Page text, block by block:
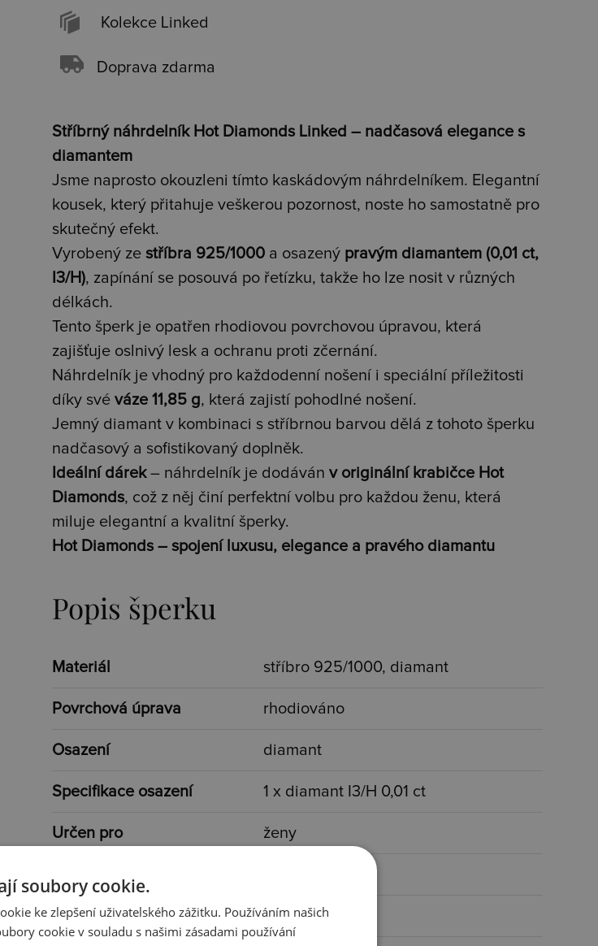
Kolekce Linked
Doprava zdarma
Stříbrný náhrdelník Hot Diamonds Linked – nadčasová elegance s
diamantem
Jsme naprosto okouzleni tímto kaskádovým náhrdelníkem. Elegantní
kousek, který přitahuje veškerou pozornost, noste ho samostatně pro
skutečný efekt.
Vyrobený ze stříbra 925/1000 a osazený pravým diamantem (0,01 ct,
I3/H), zapínání se posouvá po řetízku, takže ho lze nosit v různých
délkách.
Tento šperk je opatřen rhodiovou povrchovou úpravou, která
zajišťuje oslnivý lesk a ochranu proti zčernání.
Náhrdelník je vhodný pro každodenní nošení i speciální příležitosti
díky své váze 11,85 g, která zajistí pohodlné nošení.
Jemný diamant v kombinaci s stříbrnou barvou dělá z tohoto šperku
nadčasový a sofistikovaný doplněk.
Ideální dárek– náhrdelník je dodáván v originální krabičce Hot
Diamonds, což z něj činí perfektní volbu pro každou ženu, která
miluje elegantní a kvalitní šperky.
Hot Diamonds – spojení luxusu, elegance a pravého diamantu
Popis šperku
Materiál stříbro 925/1000, diamant
Povrchová úprava rhodiováno
Osazení diamant
Specifikace osazení 1 x diamant I3/H 0,01 ct
Určen pro ženy
Barva stříbrná, čirá
soubory cookie.
ke zlepšení uživatelského zážitku. Používáním našich
cookie v souladu s našimi zásadami používání